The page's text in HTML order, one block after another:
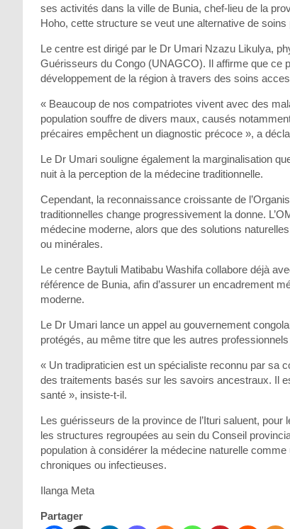
ses activités dans la ville de Bunia, chef-lieu de la
Hoho, cette structure se veut une alternative de
Le centre est dirigé par le Dr Umari Nzazu Likulya,
Guérisseurs du Congo (UNAGCO). Il affirme que ce
développement de la région à travers des soins
« Beaucoup de nos compatriotes vivent avec des
population souffre de divers maux, causés
précaires empêchent un diagnostic précoce », a
Le Dr Umari souligne également la marginalisation
nuit à la perception de la médecine traditionnelle.
Cependant, la reconnaissance croissante de
traditionnelles change progressivement la donne.
médecine moderne, alors que des solutions
ou minérales.
Le centre Baytuli Matibabu Washifa collabore déjà
référence de Bunia, afin d’assurer un encadrement
moderne.
Le Dr Umari lance un appel au gouvernement
protégés, au même titre que les autres
« Un tradipraticien est un spécialiste reconnu par sa
des traitements basés sur les savoirs ancestraux. Il
santé », insiste-t-il.
Les guérisseurs de la province de l’Ituri saluent,
les structures regroupées au sein du Conseil
population à considérer la médecine naturelle
chroniques ou infectieuses.
Ilanga Meta
Partager